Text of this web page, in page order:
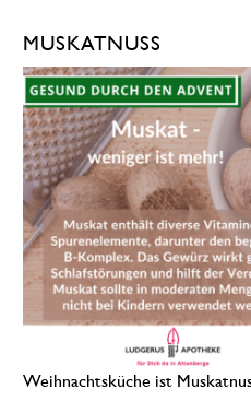
MUSKATNUSS
Weihnachtsküche ist